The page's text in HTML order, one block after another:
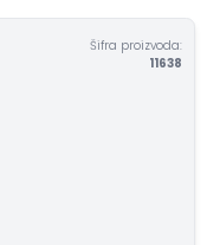
Šifra proizvoda:
11638